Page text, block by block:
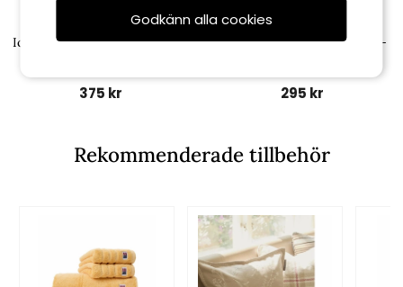
Lexington
Icons Cotton Twill grytvante -
375 kr
Lexington
Icons Cotton Twill grytlapp -
295 kr
Rekommenderade tillbehör
Godkänn alla cookies